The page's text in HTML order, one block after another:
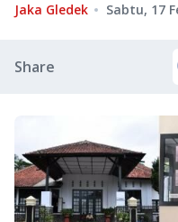
Jaka Gledek Sabtu, 17
Share